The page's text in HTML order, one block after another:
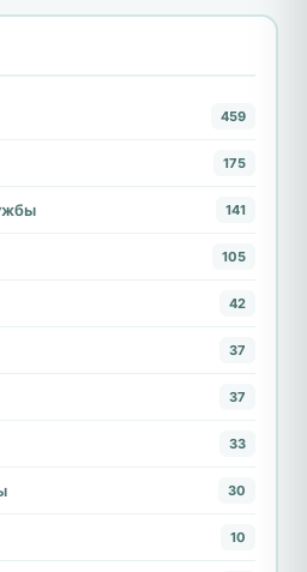
459
175
141
105
42
37
37
33
30
10